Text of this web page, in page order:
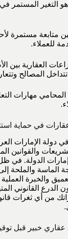
التغير المستمر
متابعة مستمرة
للعملاء.
العقارية بين
المصالح
مهارات
في حماية
دولة الإمارات
والقوانين
إمارات الدولة. في
الماسة والملحة
والخبرة
الدرع القانوني
من أي ثغرات
عقاري خبير قبل